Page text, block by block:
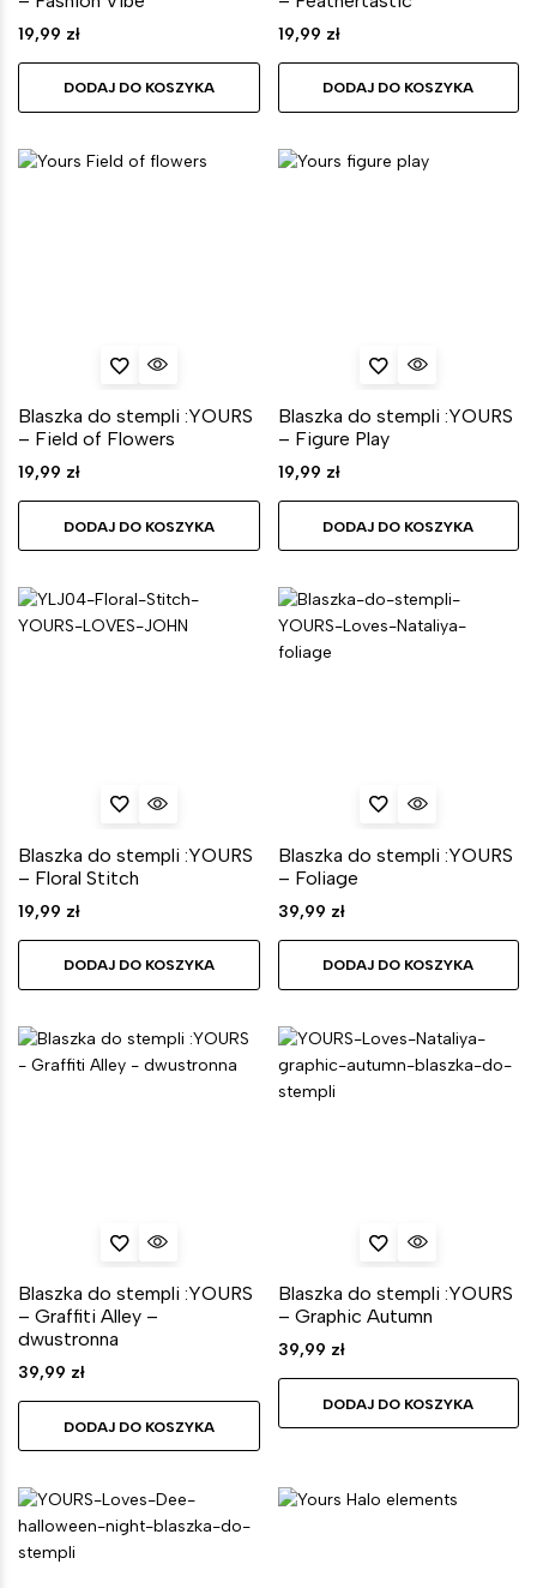
19,99 zł
DODAJ DO KOSZYKA
19,99 zł
DODAJ DO KOSZYKA
Blaszka do stempli :YOURS
– Field of Flowers
19,99 zł
DODAJ DO KOSZYKA
Blaszka do stempli :YOURS
– Figure Play
19,99 zł
DODAJ DO KOSZYKA
Blaszka do stempli :YOURS
– Floral Stitch
19,99 zł
DODAJ DO KOSZYKA
Blaszka do stempli :YOURS
– Foliage
39,99 zł
DODAJ DO KOSZYKA
Blaszka do stempli :YOURS
– Graffiti Alley –
dwustronna
39,99 zł
DODAJ DO KOSZYKA
Blaszka do stempli :YOURS
– Graphic Autumn
39,99 zł
DODAJ DO KOSZYKA